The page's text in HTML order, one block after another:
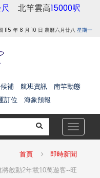
尺 北竿雲高15000呎
115 年 8 月 10 日 農曆六月廿八星期一
補 航班資訊
南竿動態
訂位 海象預報
Toggle
首頁 即時新聞
啟動2年載10萬遊客--旺